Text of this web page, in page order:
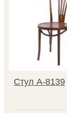
Стул A-8139